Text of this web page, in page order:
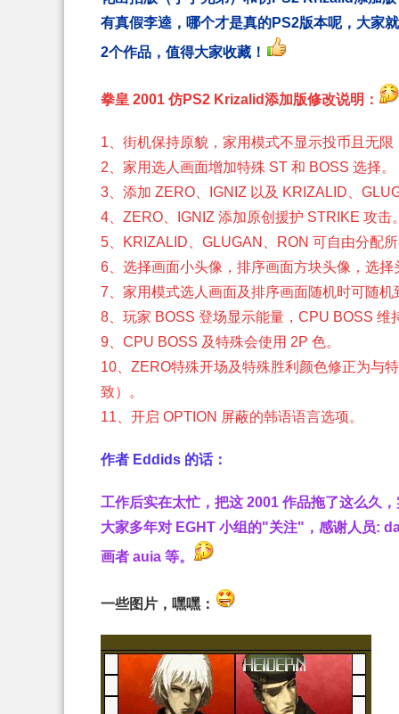
有真假李逵，哪个才是真的PS2版本呢，大家
2个作品，值得大家收藏！
拳皇 2001 仿PS2 Krizalid添加版修改说明：
1、街机保持原貌，家用模式不显示投币且无
2、家用选人画面增加特殊 ST 和 BOSS 选择。
3、添加 ZERO、IGNIZ 以及 KRIZALID、
4、ZERO、IGNIZ 添加原创援护 STRIKE 攻击
5、KRIZALID、GLUGAN、RON 可自由分配
6、选择画面小头像，排序画面方块头像，选
7、家用模式选人画面及排序画面随机时可随
8、玩家 BOSS 登场显示能量，CPU BOSS 维
9、CPU BOSS 及特殊会使用 2P 色。
10、ZERO特殊开场及特殊胜利颜色修正为与
致）。
11、开启 OPTION 屏蔽的韩语语言选项。
作者 Eddids 的话：
工作后实在太忙，把这 2001 作品拖了这么久
大家多年对 EGHT 小组的"关注"，感谢人员:
画者 auia 等。
一些图片，嘿嘿：